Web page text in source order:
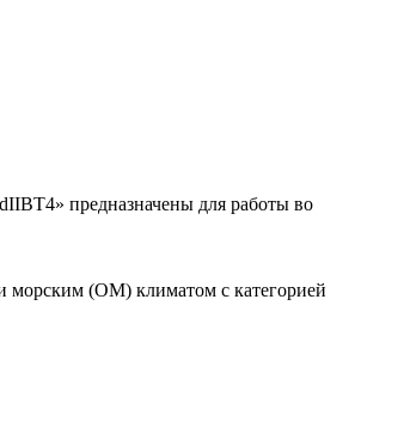
предназначены для работы во
морским (ОМ) климатом с категорией